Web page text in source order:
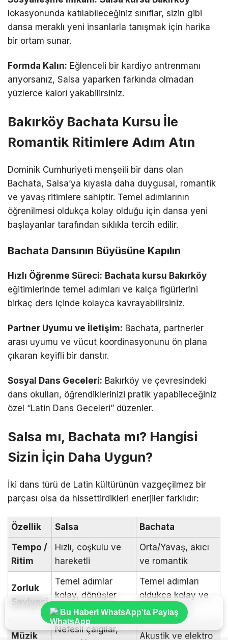
lokasyonunda katılabileceğiniz sınıflar, sizin gibi
dansa meraklı yeni insanlarla tanışmak için harika
bir ortam sunar.
Formda Kalın: Eğlenceli bir kardiyo antrenmanı
arıyorsanız, Salsa yaparken farkında olmadan
yüzlerce kalori yakabilirsiniz.
Bakırköy Bachata Kursu İle
Romantik Ritimlere Adım Atın
Dominik Cumhuriyeti menşeili bir dans olan
Bachata, Salsa’ya kıyasla daha duygusal, romantik
ve yavaş ritimlere sahiptir. Temel adımlarının
öğrenilmesi oldukça kolay olduğu için dansa yeni
başlayanlar tarafından sıklıkla tercih edilir.
Bachata Dansının Büyüsüne Kapılın
Hızlı Öğrenme Süreci: Bachata kursu Bakırköy
eğitimlerinde temel adımları ve kalça figürlerini
birkaç ders içinde kolayca kavrayabilirsiniz.
Partner Uyumu ve İletişim: Bachata, partnerler
arası uyumu ve vücut koordinasyonunu ön plana
çıkaran keyifli bir danstır.
Sosyal Dans Geceleri: Bakırköy ve çevresindeki
dans okulları, öğrendiklerinizi pratik yapabileceğiniz
özel “Latin Dans Geceleri” düzenler.
Salsa mı, Bachata mı? Hangisi
Sizin İçin Daha Uygun?
İki dans türü de Latin kültürünün vazgeçilmez bir
parçası olsa da hissettirdikleri enerjiler farklıdır:
Özellik Salsa
Bachata
Tempo /
Ritim
Hızlı, coşkulu ve
hareketli
Orta/Yavaş, akıcı
ve romantik
Zorluk
Seviyesi
Temel adımlar
kolay, dönüşler
pratik gerektirir
Temel adımları
oldukça kolay ve
hızlı öğrenilir
Müzik
Nefesli çalgılar,
Akustik ve elektro
Bu Haberi WhatsApp'ta Paylaş